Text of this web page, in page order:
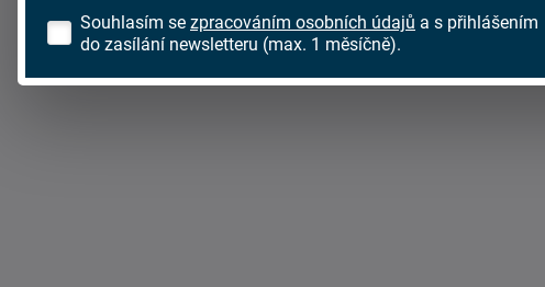
Souhlasím se zpracováním osobních údajů a s přihlášením
do zasílání newsletteru (max. 1 měsíčně).